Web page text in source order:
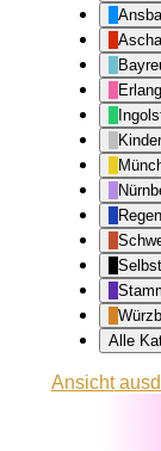
Alle
Ansicht